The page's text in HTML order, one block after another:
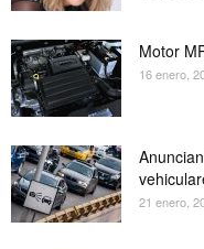
Motor
16 enero,
21 enero,